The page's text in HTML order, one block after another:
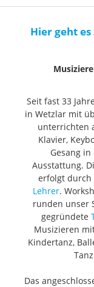
Hier geht
Seit fast 33
in Wetzlar mit
unterrichten
Klavier,
Gesang
Ausstattung.
erfolgt durch
Lehrer.
runden unser
gegründete
Musizieren
Kindertanz,
Das